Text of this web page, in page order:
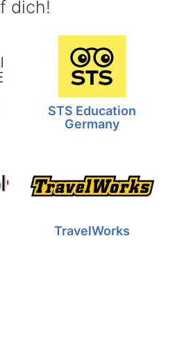
dich!
STS Education
Germany
TravelWorks